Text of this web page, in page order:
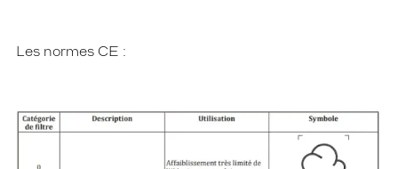
Les normes CE :